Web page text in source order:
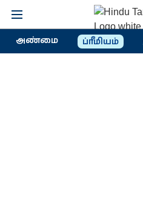
அண்மை ப்ரீமியம்